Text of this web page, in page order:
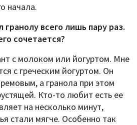
начала.
гранолу всего лишь пару раз.
сочетается?
с молоком или йогуртом. Мне
с греческим йогуртом. Он
а гранола при этом
Кто-то любит есть ее
на несколько минут,
стали мягче. Особенно так